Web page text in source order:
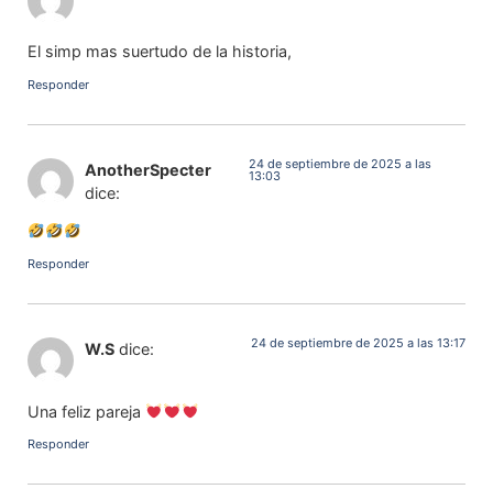
El simp mas suertudo de la historia,
Responder
AnotherSpecter
dice:
24 de septiembre de 2025 a las
13:03
Responder
W.S dice: 24 de septiembre de 2025 a las 13:17
Una feliz pareja
Responder